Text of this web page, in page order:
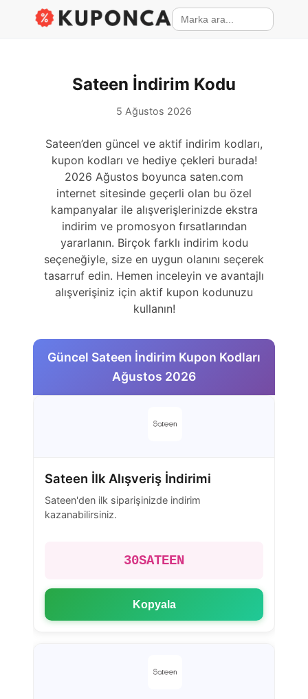
Sateen İndirim Kodu
5 Ağustos 2026
Sateen’den güncel ve aktif indirim kodları,
kupon kodları ve hediye çekleri burada!
2026 Ağustos boyunca saten.com
internet sitesinde geçerli olan bu özel
kampanyalar ile alışverişlerinizde ekstra
indirim ve promosyon fırsatlarından
yararlanın. Birçok farklı indirim kodu
seçeneğiyle, size en uygun olanını seçerek
tasarruf edin. Hemen inceleyin ve avantajlı
alışverişiniz için aktif kupon kodunuzu
kullanın!
Güncel Sateen İndirim Kupon Kodları
Ağustos 2026
Sateen İlk Alışveriş İndirimi
Sateen'den ilk siparişinizde indirim
kazanabilirsiniz.
30SATEEN
Kopyala